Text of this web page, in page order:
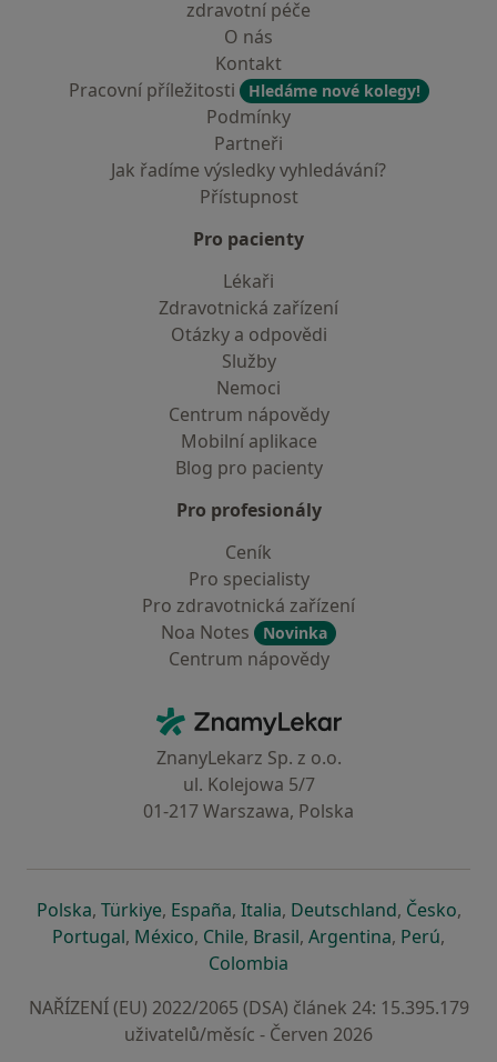
zdravotní péče
O nás
Kontakt
Pracovní příležitosti
Hledáme nové kolegy!
Podmínky
Partneři
Jak řadíme výsledky vyhledávání?
Přístupnost
Pro pacienty
Lékaři
Zdravotnická zařízení
Otázky a odpovědi
Služby
Nemoci
Centrum nápovědy
Mobilní aplikace
Blog pro pacienty
Pro profesionály
Ceník
Pro specialisty
Pro zdravotnická zařízení
Noa Notes
Novinka
Centrum nápovědy
ZnamyLekar - Hlavní stránka
ZnanyLekarz Sp. z o.o.
ul. Kolejowa 5/7
01-217 Warszawa, Polska
Polskase otevře v nové záložce
, Türkiyese otevře v nové záložce
, Españase otevře v nové záložce
, Italiase otevře v nové záložce
, Deutschlandse otevře v
, Českose
,
Portugalse otevře v nové záložce
, Méxicose otevře v nové záložce
, Chilese otevře v nové záložce
, Brasilse otevře v nové
, Argentinase otevře v
, Perúse
,
Colombia
NAŘÍZENÍ (EU) 2022/2065 (DSA) článek 24: 15.395.179
uživatelů/měsíc - Červen 2026